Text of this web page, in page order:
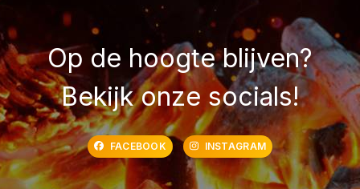
Op de hoogte blijven?
Bekijk onze socials!
FACEBOOK INSTAGRAM